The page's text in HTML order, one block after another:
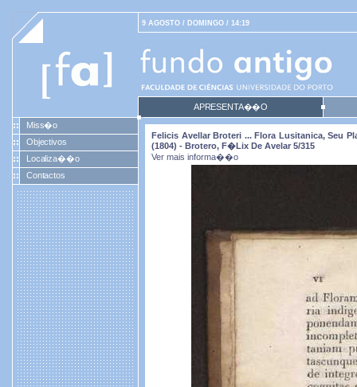
9 AGOSTO / DOMINGO / 14:19
APRESENTA��O
Miss�o
Objectivos
Localiza��o
Contactos
Felicis Avellar Broteri ... Flora Lusitanica, Seu
(1804) - Brotero, F�lix De Avelar 5/315
Ver mais informa��o